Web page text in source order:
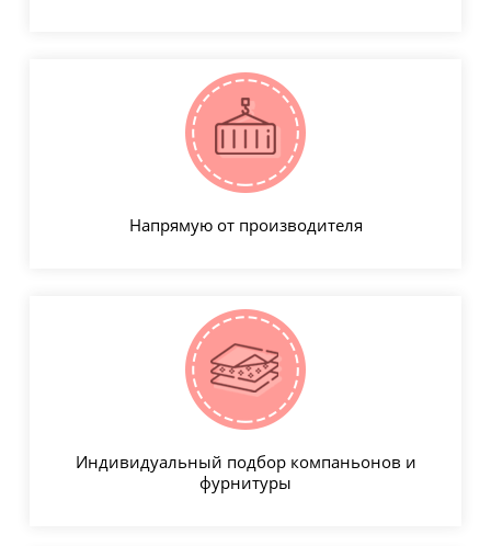
Напрямую от производителя
Индивидуальный подбор компаньонов и
фурнитуры